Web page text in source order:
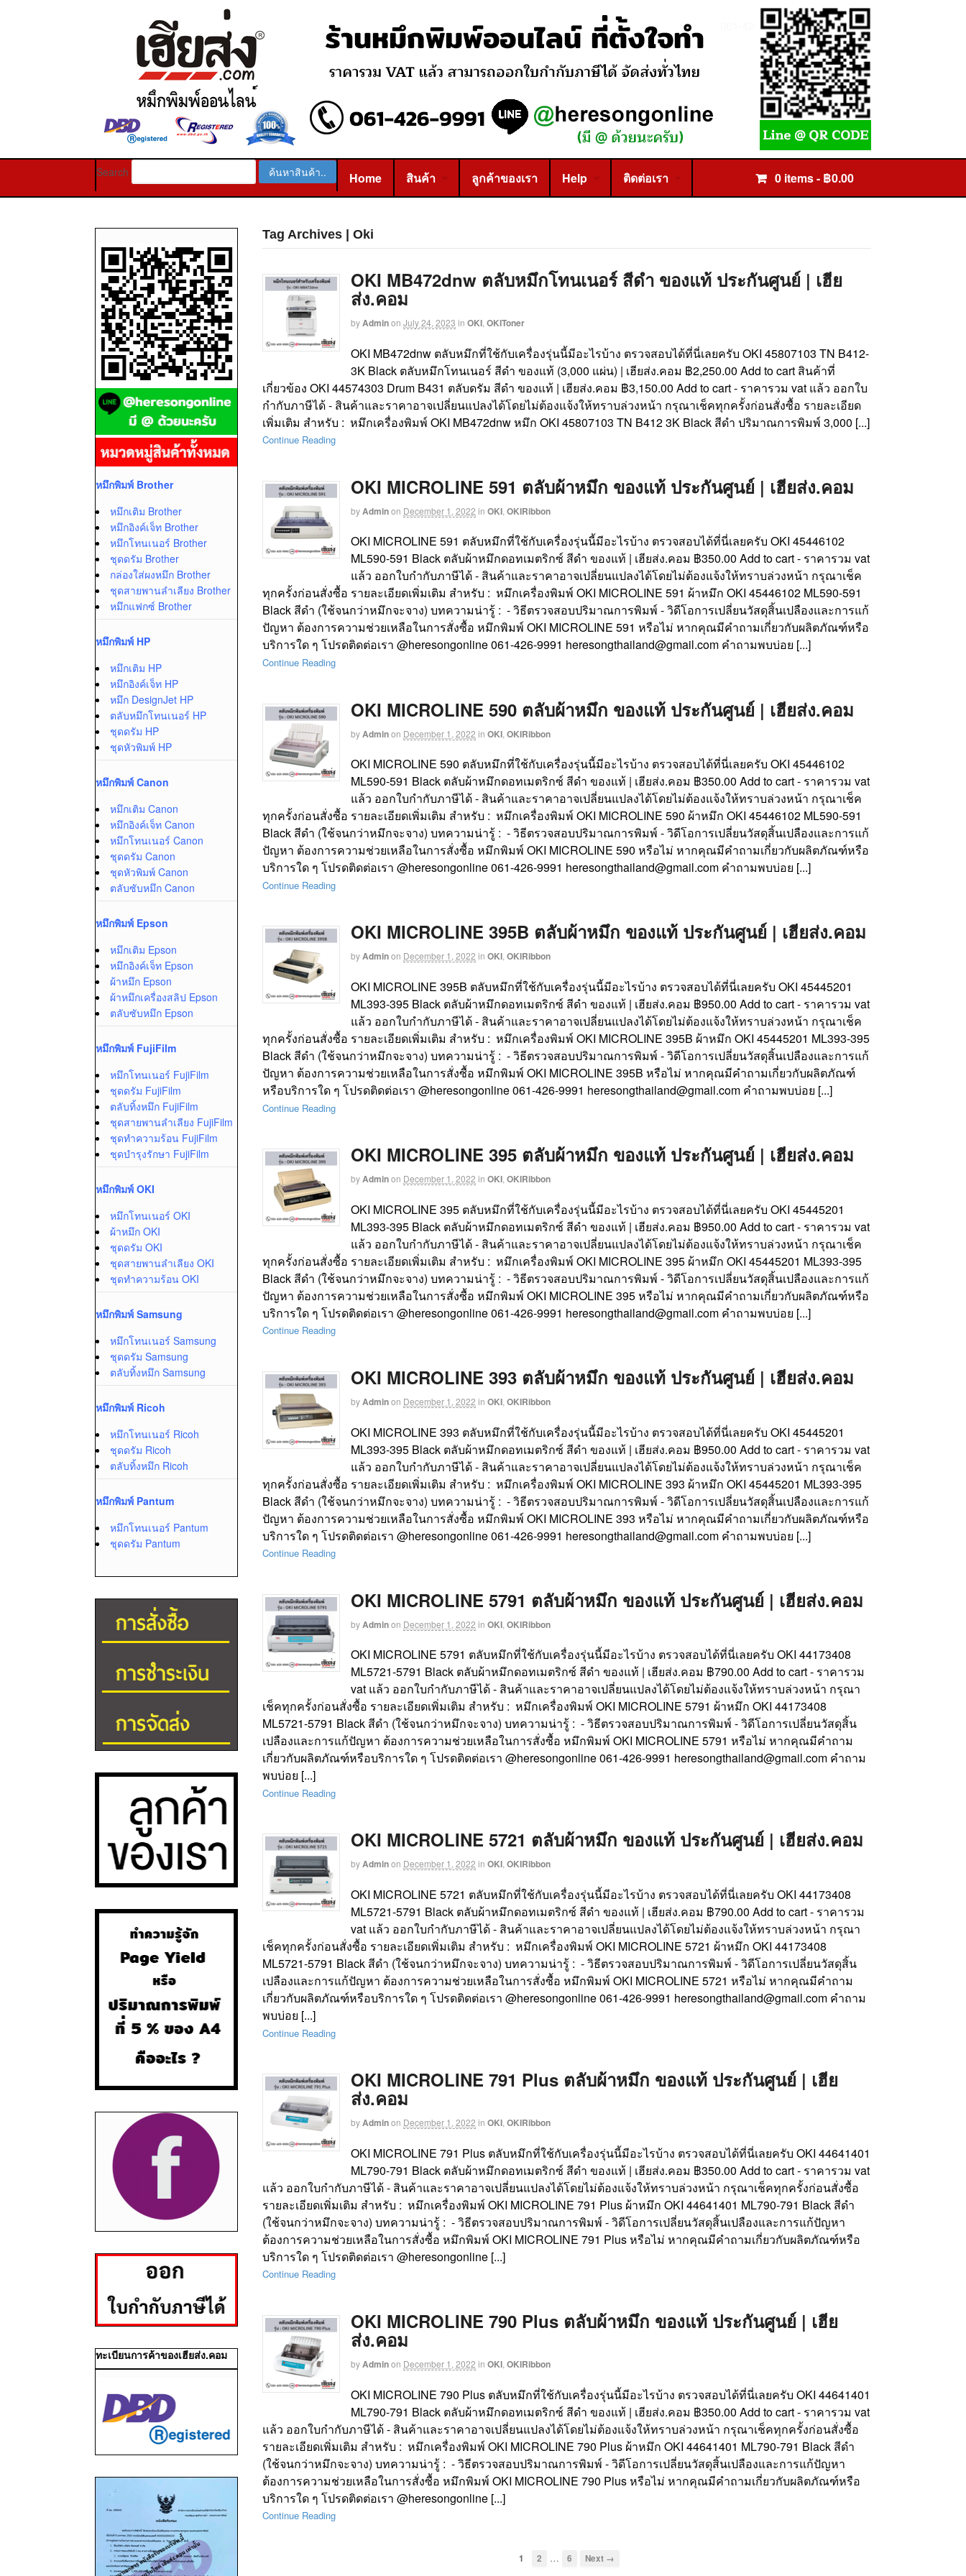
Search Home สินค้า ลูกค้าของเรา Help ติดต่อเรา 0 items - ฿0.00
Tag Archives | Oki
OKI MB472dnw ตลับหมึกโทนเนอร์ สีดำ ของแท้ ประกันศูนย์ | เฮีย
ส่ง.คอม
by Admin on July 24, 2023 in OKI ,OKIToner
OKI MB472dnw ตลับหมึกที่ใช้กับเครื่องรุ่นนี้มีอะไรบ้าง ตรวจสอบได้ที่นี่เลยครับ OKI 45807103 TN B412-
3K Black ตลับหมึกโทนเนอร์ สีดำ ของแท้ (3,000 แผ่น) | เฮียส่ง.คอม ฿2,250.00 Add to cart สินค้าที่
เกี่ยวข้อง OKI 44574303 Drum B431 ตลับดรัม สีดำ ของแท้ | เฮียส่ง.คอม ฿3,150.00 Add to cart - ราคารวม vat แล้ว ออกใบ
กำกับภาษีได้ - สินค้าและราคาอาจเปลี่ยนแปลงได้โดยไม่ต้องแจ้งให้ทราบล่วงหน้า กรุณาเช็คทุกครั้งก่อนสั่งซื้อ รายละเอียด
เพิ่มเติม สำหรับ : หมึกเครื่องพิมพ์ OKI MB472dnw หมึก OKI 45807103 TN B412 3K Black สีดำ ปริมาณการพิมพ์ 3,000 [...]
Continue Reading
OKI MICROLINE 591 ตลับผ้าหมึก ของแท้ ประกันศูนย์ | เฮียส่ง.คอม
by Admin on December 1, 2022 in OKI ,OKIRibbon
OKI MICROLINE 591 ตลับหมึกที่ใช้กับเครื่องรุ่นนี้มีอะไรบ้าง ตรวจสอบได้ที่นี่เลยครับ OKI 45446102
ML590-591 Black ตลับผ้าหมึกดอทเมตริกซ์ สีดำ ของแท้ | เฮียส่ง.คอม ฿350.00 Add to cart - ราคารวม vat
แล้ว ออกใบกำกับภาษีได้ - สินค้าและราคาอาจเปลี่ยนแปลงได้โดยไม่ต้องแจ้งให้ทราบล่วงหน้า กรุณาเช็ค
ทุกครั้งก่อนสั่งซื้อ รายละเอียดเพิ่มเติม สำหรับ : หมึกเครื่องพิมพ์ OKI MICROLINE 591 ผ้าหมึก OKI 45446102 ML590-591
Black สีดำ (ใช้จนกว่าหมึกจะจาง) บทความน่ารู้ : - วิธีตรวจสอบปริมาณการพิมพ์ - วิดีโอการเปลี่ยนวัสดุสิ้นเปลืองและการแก้
ปัญหา ต้องการความช่วยเหลือในการสั่งซื้อ หมึกพิมพ์ OKI MICROLINE 591 หรือไม่ หากคุณมีคำถามเกี่ยวกับผลิตภัณฑ์หรือ
บริการใด ๆ โปรดติดต่อเรา @heresongonline 061-426-9991 heresongthailand@gmail.com คำถามพบบ่อย [...]
Continue Reading
OKI MICROLINE 590 ตลับผ้าหมึก ของแท้ ประกันศูนย์ | เฮียส่ง.คอม
by Admin on December 1, 2022 in OKI ,OKIRibbon
OKI MICROLINE 590 ตลับหมึกที่ใช้กับเครื่องรุ่นนี้มีอะไรบ้าง ตรวจสอบได้ที่นี่เลยครับ OKI 45446102
ML590-591 Black ตลับผ้าหมึกดอทเมตริกซ์ สีดำ ของแท้ | เฮียส่ง.คอม ฿350.00 Add to cart - ราคารวม vat
แล้ว ออกใบกำกับภาษีได้ - สินค้าและราคาอาจเปลี่ยนแปลงได้โดยไม่ต้องแจ้งให้ทราบล่วงหน้า กรุณาเช็ค
ทุกครั้งก่อนสั่งซื้อ รายละเอียดเพิ่มเติม สำหรับ : หมึกเครื่องพิมพ์ OKI MICROLINE 590 ผ้าหมึก OKI 45446102 ML590-591
Black สีดำ (ใช้จนกว่าหมึกจะจาง) บทความน่ารู้ : - วิธีตรวจสอบปริมาณการพิมพ์ - วิดีโอการเปลี่ยนวัสดุสิ้นเปลืองและการแก้
ปัญหา ต้องการความช่วยเหลือในการสั่งซื้อ หมึกพิมพ์ OKI MICROLINE 590 หรือไม่ หากคุณมีคำถามเกี่ยวกับผลิตภัณฑ์หรือ
บริการใด ๆ โปรดติดต่อเรา @heresongonline 061-426-9991 heresongthailand@gmail.com คำถามพบบ่อย [...]
Continue Reading
OKI MICROLINE 395B ตลับผ้าหมึก ของแท้ ประกันศูนย์ | เฮียส่ง.คอม
by Admin on December 1, 2022 in OKI ,OKIRibbon
OKI MICROLINE 395B ตลับหมึกที่ใช้กับเครื่องรุ่นนี้มีอะไรบ้าง ตรวจสอบได้ที่นี่เลยครับ OKI 45445201
ML393-395 Black ตลับผ้าหมึกดอทเมตริกซ์ สีดำ ของแท้ | เฮียส่ง.คอม ฿950.00 Add to cart - ราคารวม vat
แล้ว ออกใบกำกับภาษีได้ - สินค้าและราคาอาจเปลี่ยนแปลงได้โดยไม่ต้องแจ้งให้ทราบล่วงหน้า กรุณาเช็ค
ทุกครั้งก่อนสั่งซื้อ รายละเอียดเพิ่มเติม สำหรับ : หมึกเครื่องพิมพ์ OKI MICROLINE 395B ผ้าหมึก OKI 45445201 ML393-395
Black สีดำ (ใช้จนกว่าหมึกจะจาง) บทความน่ารู้ : - วิธีตรวจสอบปริมาณการพิมพ์ - วิดีโอการเปลี่ยนวัสดุสิ้นเปลืองและการแก้
ปัญหา ต้องการความช่วยเหลือในการสั่งซื้อ หมึกพิมพ์ OKI MICROLINE 395B หรือไม่ หากคุณมีคำถามเกี่ยวกับผลิตภัณฑ์
หรือบริการใด ๆ โปรดติดต่อเรา @heresongonline 061-426-9991 heresongthailand@gmail.com คำถามพบบ่อย [...]
Continue Reading
OKI MICROLINE 395 ตลับผ้าหมึก ของแท้ ประกันศูนย์ | เฮียส่ง.คอม
by Admin on December 1, 2022 in OKI ,OKIRibbon
OKI MICROLINE 395 ตลับหมึกที่ใช้กับเครื่องรุ่นนี้มีอะไรบ้าง ตรวจสอบได้ที่นี่เลยครับ OKI 45445201
ML393-395 Black ตลับผ้าหมึกดอทเมตริกซ์ สีดำ ของแท้ | เฮียส่ง.คอม ฿950.00 Add to cart - ราคารวม vat
แล้ว ออกใบกำกับภาษีได้ - สินค้าและราคาอาจเปลี่ยนแปลงได้โดยไม่ต้องแจ้งให้ทราบล่วงหน้า กรุณาเช็ค
ทุกครั้งก่อนสั่งซื้อ รายละเอียดเพิ่มเติม สำหรับ : หมึกเครื่องพิมพ์ OKI MICROLINE 395 ผ้าหมึก OKI 45445201 ML393-395
Black สีดำ (ใช้จนกว่าหมึกจะจาง) บทความน่ารู้ : - วิธีตรวจสอบปริมาณการพิมพ์ - วิดีโอการเปลี่ยนวัสดุสิ้นเปลืองและการแก้
ปัญหา ต้องการความช่วยเหลือในการสั่งซื้อ หมึกพิมพ์ OKI MICROLINE 395 หรือไม่ หากคุณมีคำถามเกี่ยวกับผลิตภัณฑ์หรือ
บริการใด ๆ โปรดติดต่อเรา @heresongonline 061-426-9991 heresongthailand@gmail.com คำถามพบบ่อย [...]
Continue Reading
OKI MICROLINE 393 ตลับผ้าหมึก ของแท้ ประกันศูนย์ | เฮียส่ง.คอม
by Admin on December 1, 2022 in OKI ,OKIRibbon
OKI MICROLINE 393 ตลับหมึกที่ใช้กับเครื่องรุ่นนี้มีอะไรบ้าง ตรวจสอบได้ที่นี่เลยครับ OKI 45445201
ML393-395 Black ตลับผ้าหมึกดอทเมตริกซ์ สีดำ ของแท้ | เฮียส่ง.คอม ฿950.00 Add to cart - ราคารวม vat
แล้ว ออกใบกำกับภาษีได้ - สินค้าและราคาอาจเปลี่ยนแปลงได้โดยไม่ต้องแจ้งให้ทราบล่วงหน้า กรุณาเช็ค
ทุกครั้งก่อนสั่งซื้อ รายละเอียดเพิ่มเติม สำหรับ : หมึกเครื่องพิมพ์ OKI MICROLINE 393 ผ้าหมึก OKI 45445201 ML393-395
Black สีดำ (ใช้จนกว่าหมึกจะจาง) บทความน่ารู้ : - วิธีตรวจสอบปริมาณการพิมพ์ - วิดีโอการเปลี่ยนวัสดุสิ้นเปลืองและการแก้
ปัญหา ต้องการความช่วยเหลือในการสั่งซื้อ หมึกพิมพ์ OKI MICROLINE 393 หรือไม่ หากคุณมีคำถามเกี่ยวกับผลิตภัณฑ์หรือ
บริการใด ๆ โปรดติดต่อเรา @heresongonline 061-426-9991 heresongthailand@gmail.com คำถามพบบ่อย [...]
Continue Reading
OKI MICROLINE 5791 ตลับผ้าหมึก ของแท้ ประกันศูนย์ | เฮียส่ง.คอม
by Admin on December 1, 2022 in OKI ,OKIRibbon
OKI MICROLINE 5791 ตลับหมึกที่ใช้กับเครื่องรุ่นนี้มีอะไรบ้าง ตรวจสอบได้ที่นี่เลยครับ OKI 44173408
ML5721-5791 Black ตลับผ้าหมึกดอทเมตริกซ์ สีดำ ของแท้ | เฮียส่ง.คอม ฿790.00 Add to cart - ราคารวม
vat แล้ว ออกใบกำกับภาษีได้ - สินค้าและราคาอาจเปลี่ยนแปลงได้โดยไม่ต้องแจ้งให้ทราบล่วงหน้า กรุณา
เช็คทุกครั้งก่อนสั่งซื้อ รายละเอียดเพิ่มเติม สำหรับ : หมึกเครื่องพิมพ์ OKI MICROLINE 5791 ผ้าหมึก OKI 44173408
ML5721-5791 Black สีดำ (ใช้จนกว่าหมึกจะจาง) บทความน่ารู้ : - วิธีตรวจสอบปริมาณการพิมพ์ - วิดีโอการเปลี่ยนวัสดุสิ้น
เปลืองและการแก้ปัญหา ต้องการความช่วยเหลือในการสั่งซื้อ หมึกพิมพ์ OKI MICROLINE 5791 หรือไม่ หากคุณมีคำถาม
เกี่ยวกับผลิตภัณฑ์หรือบริการใด ๆ โปรดติดต่อเรา @heresongonline 061-426-9991 heresongthailand@gmail.com คำถาม
พบบ่อย [...]
Continue Reading
OKI MICROLINE 5721 ตลับผ้าหมึก ของแท้ ประกันศูนย์ | เฮียส่ง.คอม
by Admin on December 1, 2022 in OKI,OKIRibbon
OKI MICROLINE 5721 ตลับหมึกที่ใช้กับเครื่องรุ่นนี้มีอะไรบ้าง ตรวจสอบได้ที่นี่เลยครับ OKI 44173408
ML5721-5791 Black ตลับผ้าหมึกดอทเมตริกซ์ สีดำ ของแท้ | เฮียส่ง.คอม ฿790.00 Add to cart - ราคารวม
vat แล้ว ออกใบกำกับภาษีได้ - สินค้าและราคาอาจเปลี่ยนแปลงได้โดยไม่ต้องแจ้งให้ทราบล่วงหน้า กรุณา
เช็คทุกครั้งก่อนสั่งซื้อ รายละเอียดเพิ่มเติม สำหรับ : หมึกเครื่องพิมพ์ OKI MICROLINE 5721 ผ้าหมึก OKI 44173408
ML5721-5791 Black สีดำ (ใช้จนกว่าหมึกจะจาง) บทความน่ารู้ : - วิธีตรวจสอบปริมาณการพิมพ์ - วิดีโอการเปลี่ยนวัสดุสิ้น
เปลืองและการแก้ปัญหา ต้องการความช่วยเหลือในการสั่งซื้อ หมึกพิมพ์ OKI MICROLINE 5721 หรือไม่ หากคุณมีคำถาม
เกี่ยวกับผลิตภัณฑ์หรือบริการใด ๆ โปรดติดต่อเรา @heresongonline 061-426-9991 heresongthailand@gmail.com คำถาม
พบบ่อย [...]
Continue Reading
OKI MICROLINE 791 Plus ตลับผ้าหมึก ของแท้ ประกันศูนย์ | เฮีย
ส่ง.คอม
by Admin on December 1, 2022 in OKI ,OKIRibbon
OKI MICROLINE 791 Plus ตลับหมึกที่ใช้กับเครื่องรุ่นนี้มีอะไรบ้าง ตรวจสอบได้ที่นี่เลยครับ OKI 44641401
ML790-791 Black ตลับผ้าหมึกดอทเมตริกซ์ สีดำ ของแท้ | เฮียส่ง.คอม ฿350.00 Add to cart - ราคารวม vat
แล้ว ออกใบกำกับภาษีได้ - สินค้าและราคาอาจเปลี่ยนแปลงได้โดยไม่ต้องแจ้งให้ทราบล่วงหน้า กรุณาเช็คทุกครั้งก่อนสั่งซื้อ
รายละเอียดเพิ่มเติม สำหรับ : หมึกเครื่องพิมพ์ OKI MICROLINE 791 Plus ผ้าหมึก OKI 44641401 ML790-791 Black สีดำ
(ใช้จนกว่าหมึกจะจาง) บทความน่ารู้ : - วิธีตรวจสอบปริมาณการพิมพ์ - วิดีโอการเปลี่ยนวัสดุสิ้นเปลืองและการแก้ปัญหา
ต้องการความช่วยเหลือในการสั่งซื้อ หมึกพิมพ์ OKI MICROLINE 791 Plus หรือไม่ หากคุณมีคำถามเกี่ยวกับผลิตภัณฑ์หรือ
บริการใด ๆ โปรดติดต่อเรา @heresongonline [...]
Continue Reading
OKI MICROLINE 790 Plus ตลับผ้าหมึก ของแท้ ประกันศูนย์ | เฮีย
ส่ง.คอม
by Admin on December 1, 2022 in OKI ,OKIRibbon
OKI MICROLINE 790 Plus ตลับหมึกที่ใช้กับเครื่องรุ่นนี้มีอะไรบ้าง ตรวจสอบได้ที่นี่เลยครับ OKI 44641401
ML790-791 Black ตลับผ้าหมึกดอทเมตริกซ์ สีดำ ของแท้ | เฮียส่ง.คอม ฿350.00 Add to cart - ราคารวม vat
แล้ว ออกใบกำกับภาษีได้ - สินค้าและราคาอาจเปลี่ยนแปลงได้โดยไม่ต้องแจ้งให้ทราบล่วงหน้า กรุณาเช็คทุกครั้งก่อนสั่งซื้อ
รายละเอียดเพิ่มเติม สำหรับ : หมึกเครื่องพิมพ์ OKI MICROLINE 790 Plus ผ้าหมึก OKI 44641401 ML790-791 Black สีดำ
(ใช้จนกว่าหมึกจะจาง) บทความน่ารู้ : - วิธีตรวจสอบปริมาณการพิมพ์ - วิดีโอการเปลี่ยนวัสดุสิ้นเปลืองและการแก้ปัญหา
ต้องการความช่วยเหลือในการสั่งซื้อ หมึกพิมพ์ OKI MICROLINE 790 Plus หรือไม่ หากคุณมีคำถามเกี่ยวกับผลิตภัณฑ์หรือ
บริการใด ๆ โปรดติดต่อเรา @heresongonline [...]
Continue Reading
1 2 … 6 Next →
หมึกพิมพ์ Brother
หมึกเติม Brother
หมึกอิงค์เจ็ท Brother
หมึกโทนเนอร์ Brother
ชุดดรัม Brother
กล่องใส่ผงหมึก Brother
ชุดสายพานลำเลียง Brother
หมึกแฟกซ์ Brother
หมึกพิมพ์ HP
หมึกเติม HP
หมึกอิงค์เจ็ท HP
หมึก DesignJet HP
ตลับหมึกโทนเนอร์ HP
ชุดดรัม HP
ชุดหัวพิมพ์ HP
หมึกพิมพ์ Canon
หมึกเติม Canon
หมึกอิงค์เจ็ท Canon
หมึกโทนเนอร์ Canon
ชุดดรัม Canon
ชุดหัวพิมพ์ Canon
ตลับซับหมึก Canon
หมึกพิมพ์ Epson
หมึกเติม Epson
หมึกอิงค์เจ็ท Epson
ผ้าหมึก Epson
ผ้าหมึกเครื่องสลิป Epson
ตลับซับหมึก Epson
หมึกพิมพ์ FujiFilm
หมึกโทนเนอร์ FujiFilm
ชุดดรัม FujiFilm
ตลับทิ้งหมึก FujiFilm
ชุดสายพานลำเลียง FujiFilm
ชุดทำความร้อน FujiFilm
ชุดบำรุงรักษา FujiFilm
หมึกพิมพ์ OKI
หมึกโทนเนอร์ OKI
ผ้าหมึก OKI
ชุดดรัม OKI
ชุดสายพานลำเลียง OKI
ชุดทำความร้อน OKI
หมึกพิมพ์ Samsung
หมึกโทนเนอร์ Samsung
ชุดดรัม Samsung
ตลับทิ้งหมึก Samsung
หมึกพิมพ์ Ricoh
หมึกโทนเนอร์ Ricoh
ชุดดรัม Ricoh
ตลับทิ้งหมึก Ricoh
หมึกพิมพ์ Pantum
หมึกโทนเนอร์ Pantum
ชุดดรัม Pantum
ทะเบียนการค้าของเฮียส่ง.คอม